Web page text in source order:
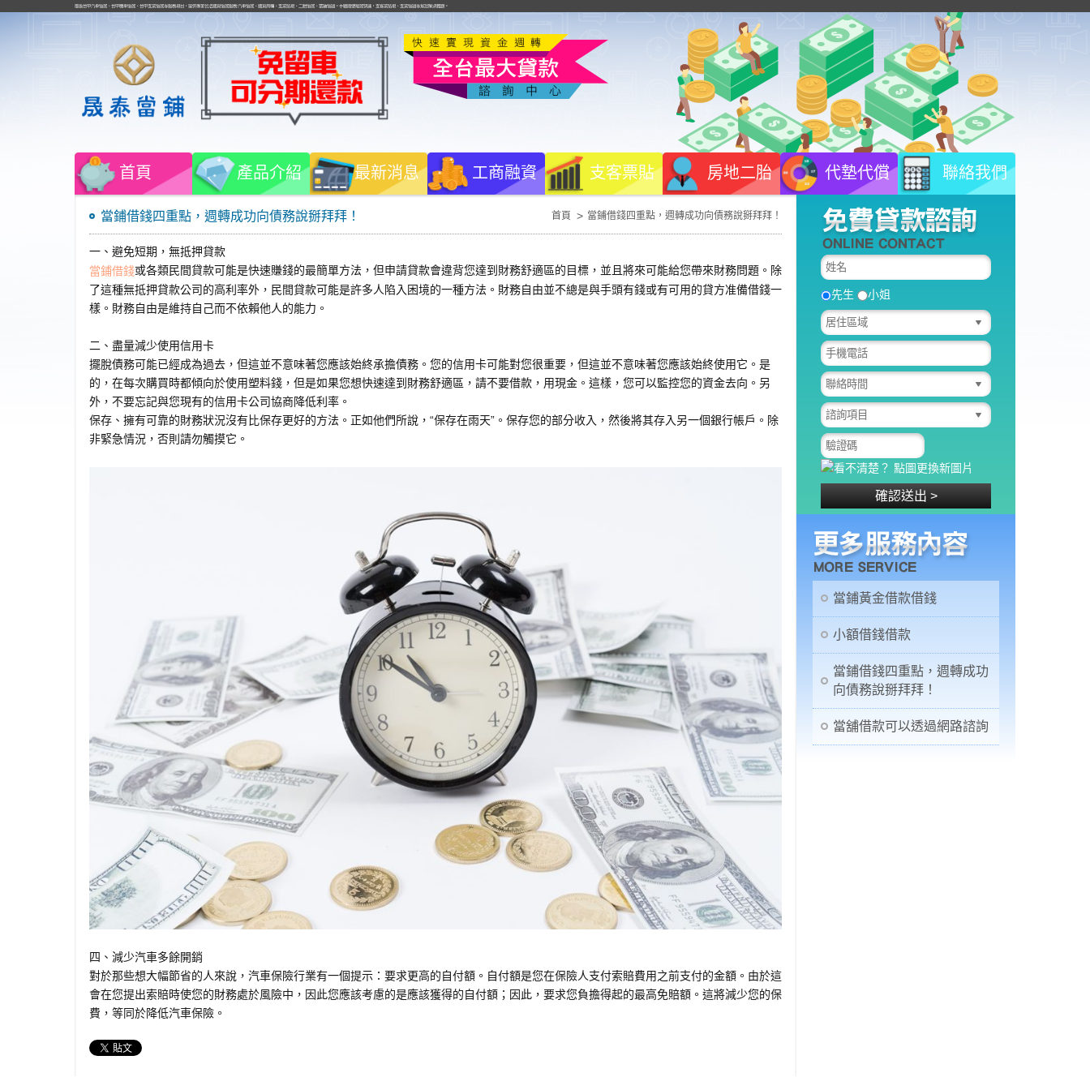
擅長台中汽車借款、台中機車借款、台中支票借款等服務項目，提供專業合法融資借款服務:汽車借款、融資周轉、支票貼現、二胎借款、當鋪借錢。手續簡便撥款快速，支客票貼現、支票借錢等幫您解決難題。
首頁 產品介紹 最新消息 工商融資 支客票貼 房地二胎 代墊代償 聯絡我們
首頁 當鋪借錢四重點，週轉成功向債務說掰拜拜！
當鋪借錢四重點，週轉成功向債務說掰拜拜！
一、避免短期，無抵押貸款
當鋪借錢或各類民間貸款可能是快速賺錢的最簡單方法，但申請貸款會違背您達到財務舒適區的目標，並且將來可能給您帶來財務問題。除
了這種無抵押貸款公司的高利率外，民間貸款可能是許多人陷入困境的一種方法。財務自由並不總是與手頭有錢或有可用的貸方准備借錢一
樣。財務自由是維持自己而不依賴他人的能力。
二、盡量減少使用信用卡
擺脫債務可能已經成為過去，但這並不意味著您應該始終承擔債務。您的信用卡可能對您很重要，但這並不意味著您應該始終使用它。是
的，在每次購買時都傾向於使用塑料錢，但是如果您想快速達到財務舒適區，請不要借款，用現金。這樣，您可以監控您的資金去向。另
外，不要忘記與您現有的信用卡公司協商降低利率。
保存、擁有可靠的財務狀況沒有比保存更好的方法。正如他們所說，“保存在雨天”。保存您的部分收入，然後將其存入另一個銀行帳戶。除
非緊急情況，否則請勿觸摸它。
四、減少汽車多餘開銷
對於那些想大幅節省的人來說，汽車保險行業有一個提示：要求更高的自付額。自付額是您在保險人支付索賠費用之前支付的金額。由於這
會在您提出索賠時使您的財務處於風險中，因此您應該考慮的是應該獲得的自付額；因此，要求您負擔得起的最高免賠額。這將減少您的保
費，等同於降低汽車保險。
先生 小姐
當鋪黃金借款借錢
小額借錢借款
當鋪借錢四重點，週轉成功
向債務說掰拜拜！
當舖借款可以透過網路諮詢